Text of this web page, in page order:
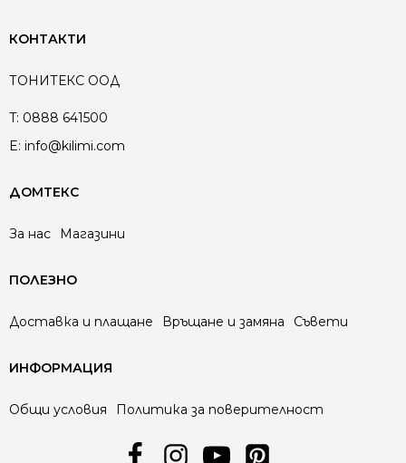
КОНТАКТИ
ТОНИТЕКС ООД
T: 0888 641500
E: info@kilimi.com
ДОМТЕКС
За нас Магазини
ПОЛЕЗНО
Доставка и плащане Връщане и замяна Съвети
ИНФОРМАЦИЯ
Общи условия Политика за поверителност